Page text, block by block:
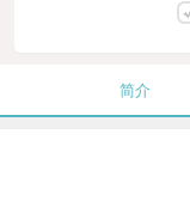
简介